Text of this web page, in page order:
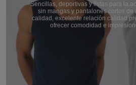
Sencillas, deportivas y listas para la
sin mangas y pantalones cortos de
calidad, excelente relación calidad
ofrecer comodidad e